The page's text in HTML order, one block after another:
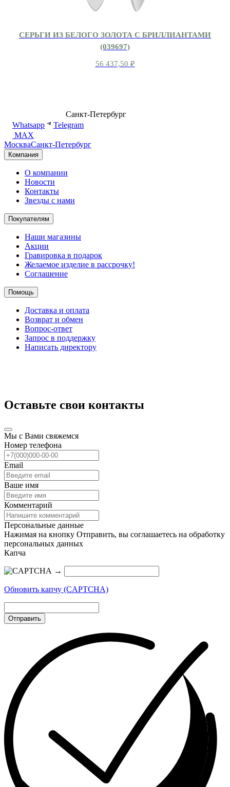
СЕРЬГИ ИЗ БЕЛОГО ЗОЛОТА С БРИЛЛИАНТАМИ
(039697)
56 437,50 ₽
Санкт-Петербург
Whatsapp
Telegram
MAX
МоскваСанкт-Петербург
Компания
О компании
Новости
Контакты
Звезды с нами
Покупателям
Наши магазины
Акции
Гравировка в подарок
Желаемое изделие в рассрочку!
Соглашение
Помощь
Доставка и оплата
Возврат и обмен
Вопрос-ответ
Запрос в поддержку
Написать директору
Оставьте свои контакты
Мы с Вами свяжемся
Номер телефона
Email
Ваше имя
Комментарий
Персональные данные
Нажимая на кнопку Отправить, вы соглашаетесь на обработку
персональных данных
Капча
→
Обновить капчу (CAPTCHA)
Отправить